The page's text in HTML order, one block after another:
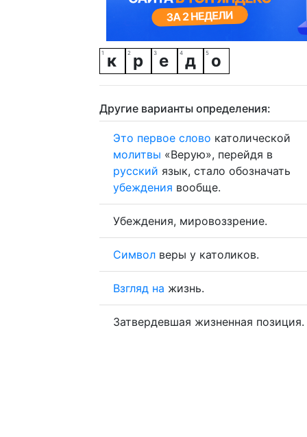
к р е д о
Другие варианты определения:
Это первое слово католической
молитвы «Верую», перейдя в
русский язык, стало обозначать
убеждения вообще.
Убеждения, мировоззрение.
Символ веры у католиков.
Взгляд на жизнь.
Затвердевшая жизненная позиция.